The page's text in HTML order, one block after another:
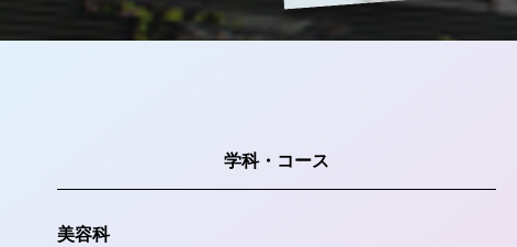
学科・コース
美容科